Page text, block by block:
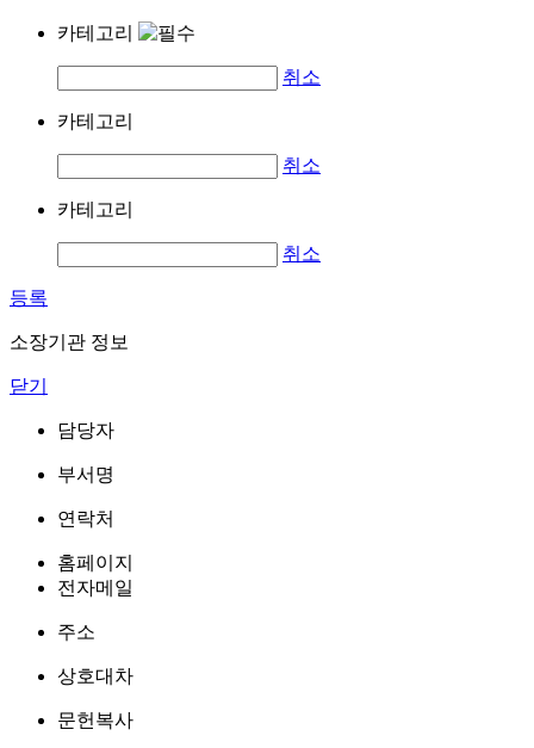
카테고리
취소
카테고리
취소
카테고리
취소
등록
소장기관 정보
닫기
담당자
부서명
연락처
홈페이지
전자메일
주소
상호대차
문헌복사